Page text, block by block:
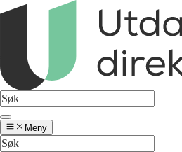
Meny